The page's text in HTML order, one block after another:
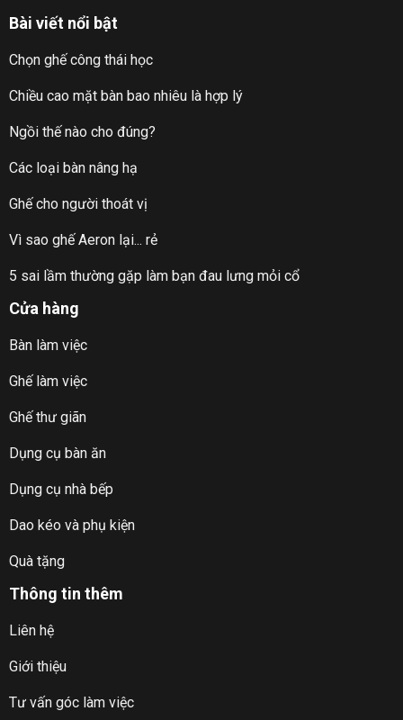
Bài viết nổi bật
Chọn ghế công thái học
Chiều cao mặt bàn bao nhiêu là hợp lý
Ngồi thế nào cho đúng?
Các loại bàn nâng hạ
Ghế cho người thoát vị
Vì sao ghế Aeron lại... rẻ
5 sai lầm thường gặp làm bạn đau lưng mỏi cổ
Cửa hàng
Bàn làm việc
Ghế làm việc
Ghế thư giãn
Dụng cụ bàn ăn
Dụng cụ nhà bếp
Dao kéo và phụ kiện
Quà tặng
Thông tin thêm
Liên hệ
Giới thiệu
Tư vấn góc làm việc